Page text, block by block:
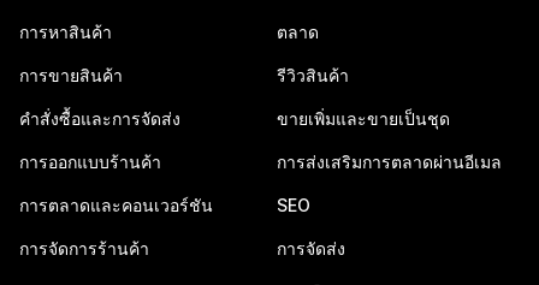
การหาสินค้า
การขายสินค้า
คำสั่งซื้อและการจัดส่ง
การออกแบบร้านค้า
การตลาดและคอนเวอร์ชัน
การจัดการร้านค้า
ตลาด
รีวิวสินค้า
ขายเพิ่มและขายเป็นชุด
การส่งเสริมการตลาดผ่านอีเมล
SEO
การจัดส่ง